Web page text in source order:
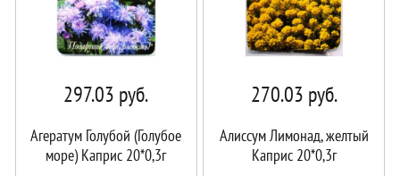
297.03 руб.
Агератум Голубой (Голубое
море) Каприс 20*0,3г
270.03 руб.
Алиссум Лимонад, желтый
Каприс 20*0,3г